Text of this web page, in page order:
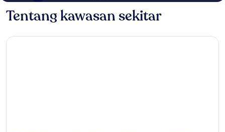
Tentang kawasan sekitar